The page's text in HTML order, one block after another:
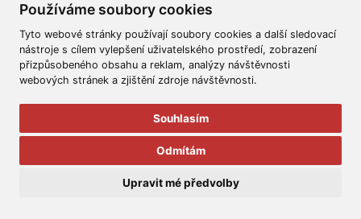
Používáme soubory cookies
Tyto webové stránky používají soubory cookies a další sledovací
nástroje s cílem vylepšení uživatelského prostředí, zobrazení
přizpůsobeného obsahu a reklam, analýzy návštěvnosti
webových stránek a zjištění zdroje návštěvnosti.
Souhlasím
Odmítám
Upravit mé předvolby
Všeobecné obchodní podmínky Reklamační řád
Ochrana osobních údajů
Aukční Galerie Platýz
Všechna práva vyhrazena.